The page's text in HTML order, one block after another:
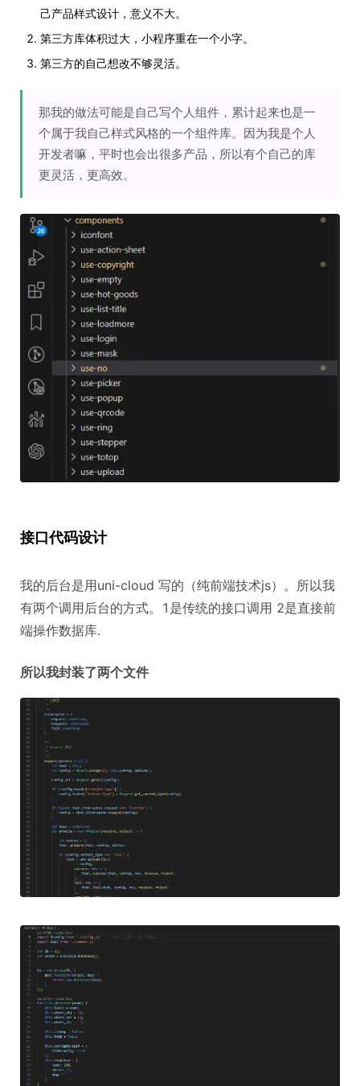
己产品样式设计，意义不大。
第三方库体积过大，小程序重在一个小字。
第三方的自己想改不够灵活。
那我的做法可能是自己写个人组件，累计起来也是一
个属于我自己样式风格的一个组件库。因为我是个人
开发者嘛，平时也会出很多产品，所以有个自己的库
更灵活，更高效。
接口代码设计
我的后台是用uni-cloud 写的（纯前端技术js）。所以我
有两个调用后台的方式。1是传统的接口调用 2是直接前
端操作数据库.
所以我封装了两个文件